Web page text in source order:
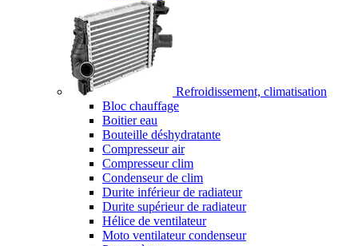
Refroidissement, climatisation
Bloc chauffage
Boitier eau
Bouteille déshydratante
Compresseur air
Compresseur clim
Condenseur de clim
Durite inférieur de radiateur
Durite supérieur de radiateur
Hélice de ventilateur
Moto ventilateur condenseur